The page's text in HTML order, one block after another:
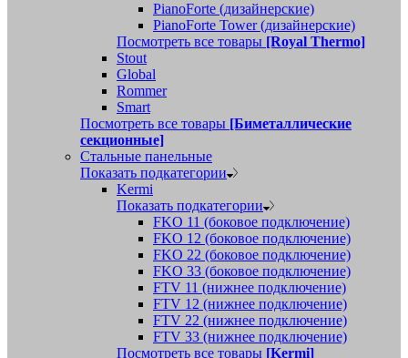
PianoForte (дизайнерские)
PianoForte Tower (дизайнерские)
Посмотреть все товары [Royal Thermo]
Stout
Global
Rommer
Smart
Посмотреть все товары [Биметаллические
секционные]
Стальные панельные
Показать подкатегории
Kermi
Показать подкатегории
FKO 11 (боковое подключение)
FKO 12 (боковое подключение)
FKO 22 (боковое подключение)
FKO 33 (боковое подключение)
FTV 11 (нижнее подключение)
FTV 12 (нижнее подключение)
FTV 22 (нижнее подключение)
FTV 33 (нижнее подключение)
Посмотреть все товары [Kermi]